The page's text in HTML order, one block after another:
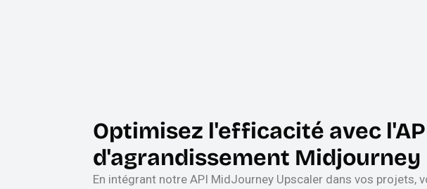
Optimisez l'efficacité avec
d'agrandissement Midjourney
En intégrant notre API MidJourney Upscaler dans vos projets,